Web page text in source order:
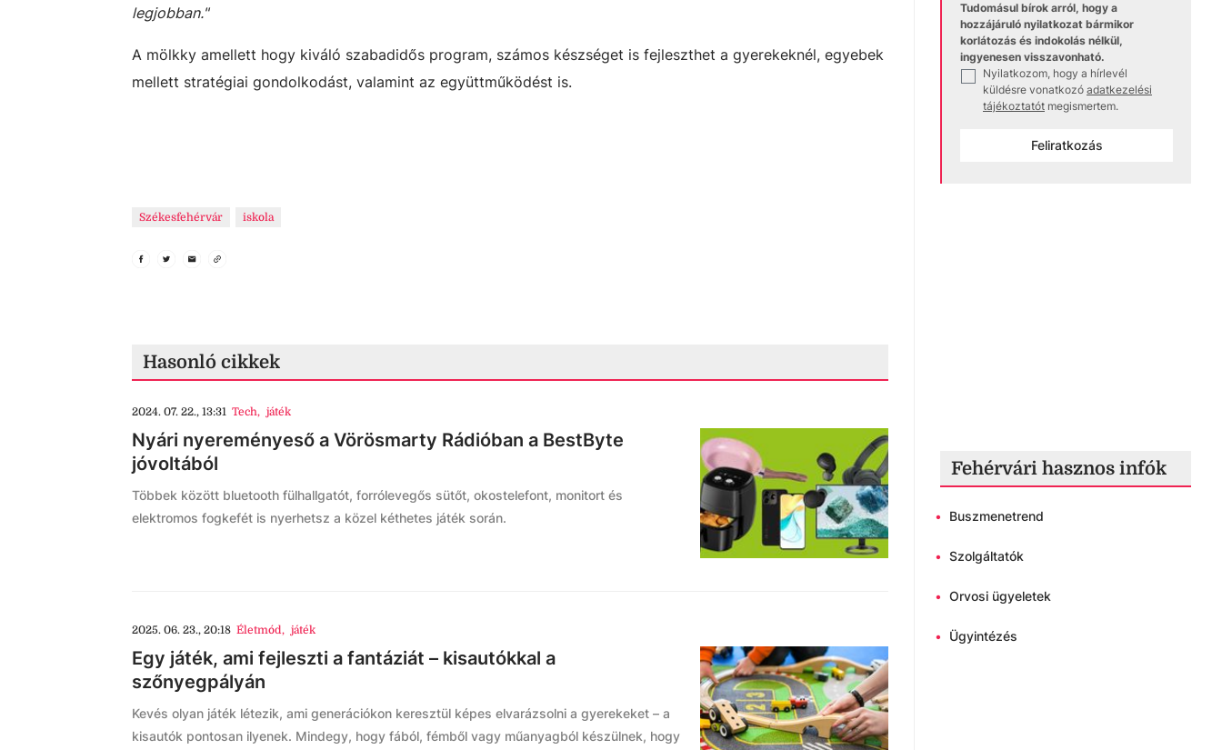
legjobban."
A mölkky amellett hogy kiváló szabadidős program, számos készséget is fejleszthet a gyerekeknél, egyebek
mellett stratégiai gondolkodást, valamint az együttműködést is.
Székesfehérvár iskola
Hasonló cikkek
2024. 07. 22., 13:31 Tech, játék
Nyári nyereményeső a Vörösmarty Rádióban a BestByte
jóvoltából
Többek között bluetooth fülhallgatót, forrólevegős sütőt, okostelefont, monitort és
elektromos fogkefét is nyerhetsz a közel kéthetes játék során.
2025. 06. 23., 20:18 Életmód, játék
Egy játék, ami fejleszti a fantáziát – kisautókkal a
szőnyegpályán
Kevés olyan játék létezik, ami generációkon keresztül képes elvarázsolni a gyerekeket – a
kisautók pontosan ilyenek. Mindegy, hogy fából, fémből vagy műanyagból készülnek, hogy
Tudomásul bírok arról, hogy a
hozzájáruló nyilatkozat bármikor
korlátozás és indokolás nélkül,
ingyenesen visszavonható.
Nyilatkozom, hogy a hírlevél
küldésre vonatkozó adatkezelési
tájékoztatót megismertem.
Feliratkozás
Fehérvári hasznos infók
• Buszmenetrend
• Szolgáltatók
• Orvosi ügyeletek
• Ügyintézés